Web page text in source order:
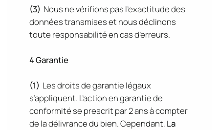
(3) Nous ne vérifions pas l’exactitude des
données transmises et nous déclinons
toute responsabilité en cas d’erreurs.
4 Garantie
(1) Les droits de garantie légaux
s’appliquent. L’action en garantie de
conformité se prescrit par 2 ans à compter
de la délivrance du bien. Cependant, La